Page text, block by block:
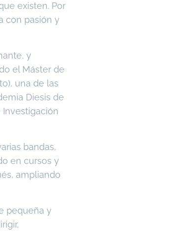
existen. Por
con pasión y
y
el Máster de
una de las
Diesis de
Investigación
bandas,
en cursos y
ampliando
pequeña y